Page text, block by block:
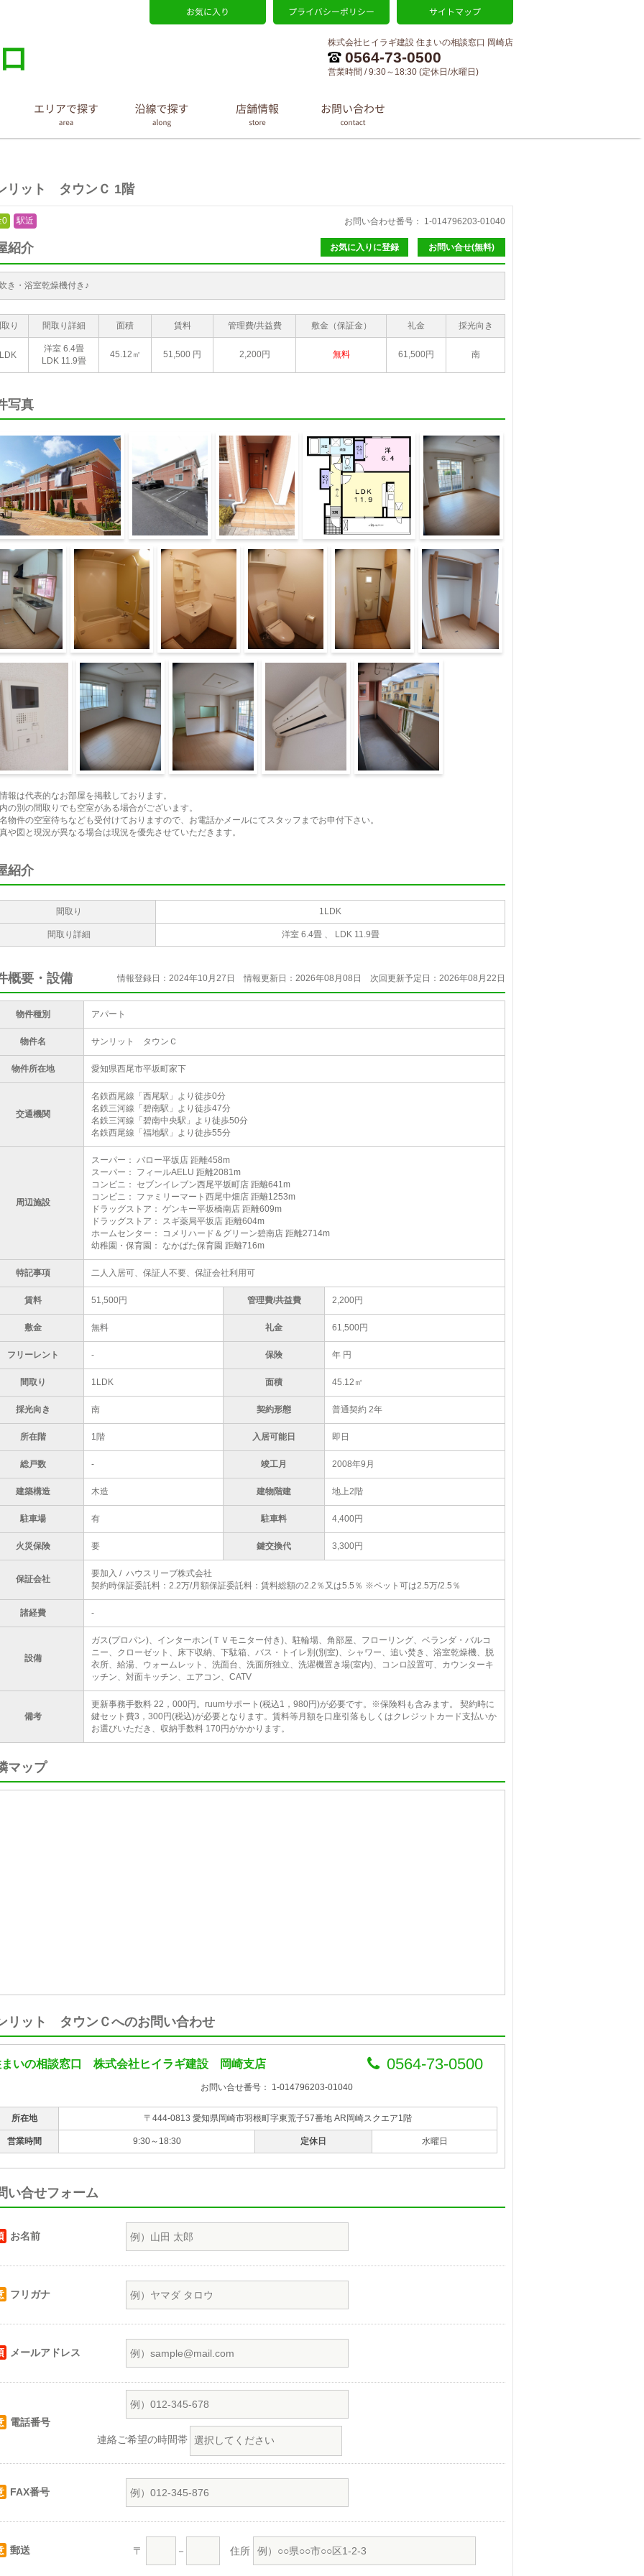
株式会社ヒイラギ建設 住まいの相談窓口 岡崎店
0564-73-0500
営業時間 / 9:30～18:30 (定休日/水曜日)
リット タウンＣ 1階
0 駅近 お問い合わせ番号： 1-014796203-01040
紹介 お気に入りに登録 お問い合せ(無料)
き・浴室乾燥機付き♪
り 間取り詳細 面積 賃料 管理費/共益費 敷金（保証金） 礼金 採光向き
洋室 6.4畳
LDK 11.9畳
45.12㎡ 51,500 円 2,200円 無料 61,500円 南
写真
外観 駐車場 エントランス 間取り 居室・リビング
チン バス 洗面所 トイレ 玄関 収納
報は代表的なお部屋を掲載しております。
の別の間取りでも空室がある場合がございます。
物件の空室待ちなども受付けておりますので、お電話かメールにてスタッフまでお申付下さい。
や図と現況が異なる場合は現況を優先させていただきます。
紹介
間取り 1LDK
間取り詳細 洋室 6.4畳 、 LDK 11.9畳
概要・設備 情報登録日：2024年10月27日 情報更新日：2026年08月08日 次回更新予定日：2026年08月22日
物件種別 アパート
物件名 サンリット タウンＣ
物件所在地 愛知県西尾市平坂町家下
交通機関
名鉄西尾線「西尾駅」より徒歩0分
名鉄三河線「碧南駅」より徒歩47分
名鉄三河線「碧南中央駅」より徒歩50分
名鉄西尾線「福地駅」より徒歩55分
周辺施設
スーパー： バロー平坂店 距離458m
スーパー： フィールAELU 距離2081m
コンビニ： セブンイレブン西尾平坂町店 距離641m
コンビニ： ファミリーマート西尾中畑店 距離1253m
ドラッグストア： ゲンキー平坂橋南店 距離609m
ドラッグストア： スギ薬局平坂店 距離604m
ホームセンター： コメリハード＆グリーン碧南店 距離2714m
幼稚園・保育園： なかばた保育園 距離716m
特記事項 二人入居可、保証人不要、保証会社利用可
賃料 51,500円 管理費/共益費 2,200円
敷金 無料 礼金 61,500円
フリーレント - 保険 年 円
間取り 1LDK 面積 45.12㎡
採光向き 南 契約形態 普通契約 2年
所在階 1階 入居可能日 即日
総戸数 - 竣工月 2008年9月
建築構造 木造 建物階建 地上2階
駐車場 有 駐車料 4,400円
火災保険 要 鍵交換代 3,300円
保証会社
要加入 / ハウスリーブ株式会社
契約時保証委託料：2.2万/月額保証委託料：賃料総額の2.2％又は5.5％ ※ペット可は2.5万/2.5％
諸経費 -
設備
ガス(プロパン)、インターホン(ＴＶモニター付き)、駐輪場、角部屋、フローリング、ベランダ・バルコ
ニー、クローゼット、床下収納、下駄箱、バス・トイレ別(別室)、シャワー、追い焚き、浴室乾燥機、脱
衣所、給湯、ウォームレット、洗面台、洗面所独立、洗濯機置き場(室内)、コンロ設置可、カウンターキ
ッチン、対面キッチン、エアコン、CATV
備考
更新事務手数料 22，000円。ruumサポート(税込1，980円)が必要です。※保険料も含みます。 契約時に
鍵セット費3，300円(税込)が必要となります。賃料等月額を口座引落もしくはクレジットカード支払いか
お選びいただき、収納手数料 170円がかかります。
マップ
リット タウンＣへのお問い合わせ
まいの相談窓口 株式会社ヒイラギ建設 岡崎支店 0564-73-0500
お問い合せ番号： 1-014796203-01040
所在地 〒444-0813 愛知県岡崎市羽根町字東荒子57番地 AR岡崎スクエア1階
営業時間 9:30～18:30 定休日 水曜日
い合せフォーム
お名前
フリガナ
メールアドレス
電話番号
連絡ご希望の時間帯
FAX番号
郵送 〒 － 住所